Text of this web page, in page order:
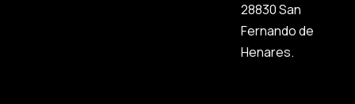
28830 San
Fernando de
Henares.